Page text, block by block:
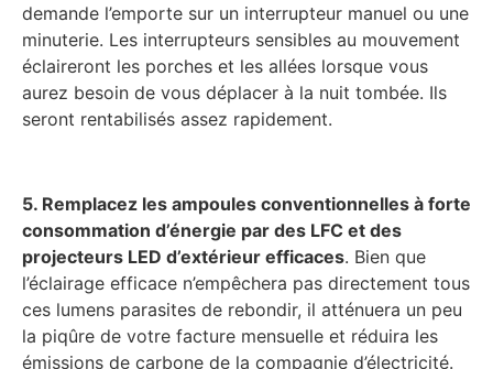
demande l’emporte sur un interrupteur manuel ou une
minuterie. Les interrupteurs sensibles au mouvement
éclaireront les porches et les allées lorsque vous
aurez besoin de vous déplacer à la nuit tombée. Ils
seront rentabilisés assez rapidement.
5. Remplacez les ampoules conventionnelles à forte
consommation d’énergie par des LFC et des
projecteurs LED d’extérieur efficaces. Bien que
l’éclairage efficace n’empêchera pas directement tous
ces lumens parasites de rebondir, il atténuera un peu
la piqûre de votre facture mensuelle et réduira les
émissions de carbone de la compagnie d’électricité.